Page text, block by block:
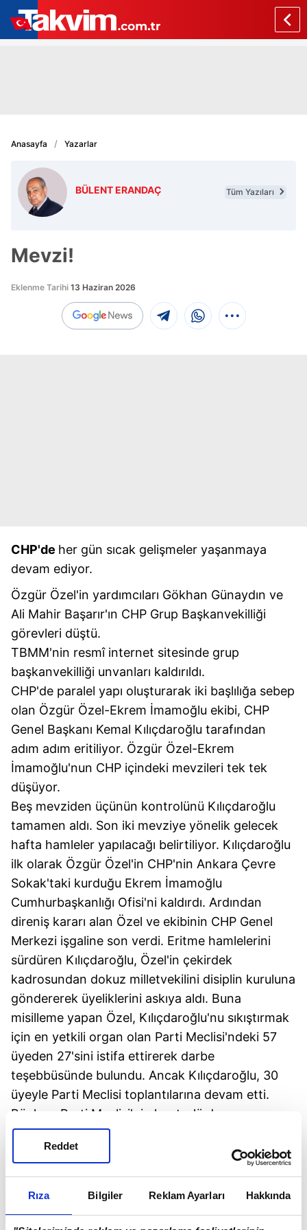
Rıza Bilgiler Reklam Ayarları Hakkında
Reddet
Anasayfa Yazarlar
BÜLENT ERANDAÇ Tüm Yazıları
Mevzi!
Eklenme Tarihi 13 Haziran 2026
CHP'de her gün sıcak gelişmeler yaşanmaya
devam ediyor.
Özgür Özel'in yardımcıları Gökhan Günaydın ve
Ali Mahir Başarır'ın CHP Grup Başkanvekilliği
görevleri düştü.
TBMM'nin resmî internet sitesinde grup
başkanvekilliği unvanları kaldırıldı.
CHP'de paralel yapı oluşturarak iki başlılığa sebep
olan Özgür Özel-Ekrem İmamoğlu ekibi, CHP
Genel Başkanı Kemal Kılıçdaroğlu tarafından
adım adım eritiliyor. Özgür Özel-Ekrem
İmamoğlu'nun CHP içindeki mevzileri tek tek
düşüyor.
Beş mevziden üçünün kontrolünü Kılıçdaroğlu
tamamen aldı. Son iki mevziye yönelik gelecek
hafta hamleler yapılacağı belirtiliyor. Kılıçdaroğlu
ilk olarak Özgür Özel'in CHP'nin Ankara Çevre
Sokak'taki kurduğu Ekrem İmamoğlu
Cumhurbaşkanlığı Ofisi'ni kaldırdı. Ardından
direniş kararı alan Özel ve ekibinin CHP Genel
Merkezi işgaline son verdi. Eritme hamlelerini
sürdüren Kılıçdaroğlu, Özel'in çekirdek
kadrosundan dokuz milletvekilini disiplin kuruluna
göndererek üyeliklerini askıya aldı. Buna
misilleme yapan Özel, Kılıçdaroğlu'nu sıkıştırmak
için en yetkili organ olan Parti Meclisi'ndeki 57
üyeden 27'sini istifa ettirerek darbe
teşebbüsünde bulundu. Ancak Kılıçdaroğlu, 30
üyeyle Parti Meclisi toplantılarına devam etti.
Böylece Parti Meclisi'nin kontrolü de
Kılıçdaroğlu'nun eline geçti. 16 Haziran Salı günü
grup toplantısını Kemal Kılıçdaroğlu'nun yapacağı
ÖZEL İMTİYAZLI DEĞİL